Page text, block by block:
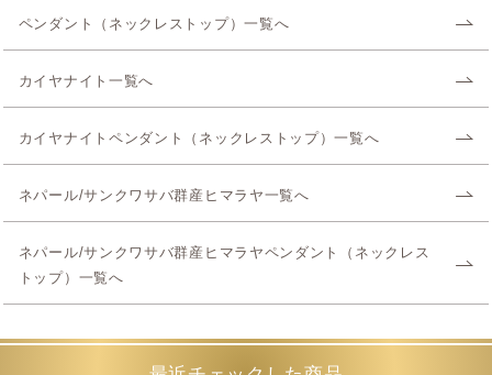
ペンダント（ネックレストップ）一覧へ
カイヤナイト一覧へ
カイヤナイトペンダント（ネックレストップ）一覧へ
ネパール/サンクワサバ群産ヒマラヤ一覧へ
ネパール/サンクワサバ群産ヒマラヤペンダント（ネックレス
トップ）一覧へ